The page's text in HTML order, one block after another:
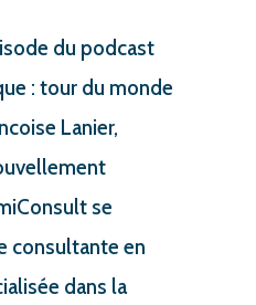
du podcast
: tour du monde
Lanier,
se
consultante en
dans la